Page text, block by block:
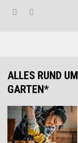
ALLES RUND
GARTEN*